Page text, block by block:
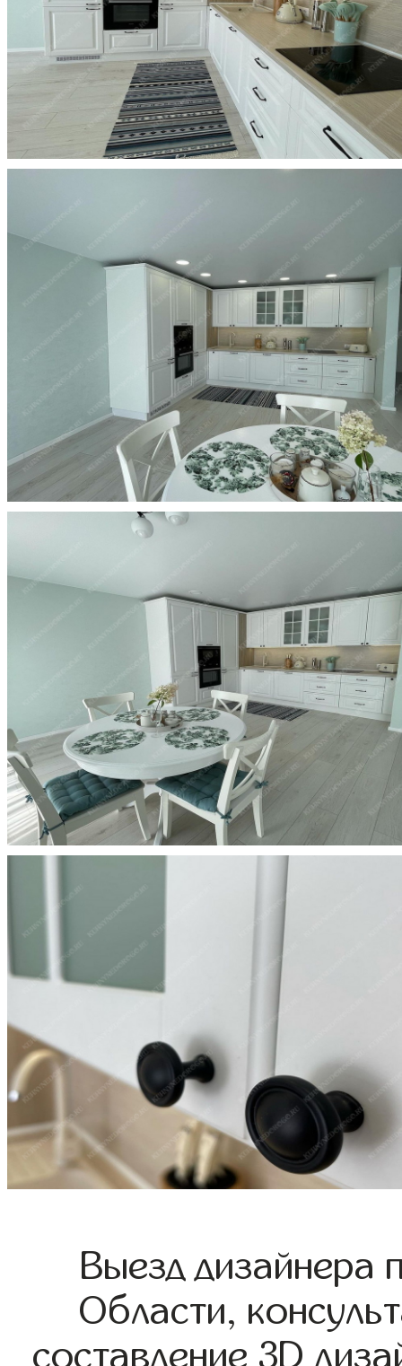
Выезд дизайнера
Области,
составление 3D